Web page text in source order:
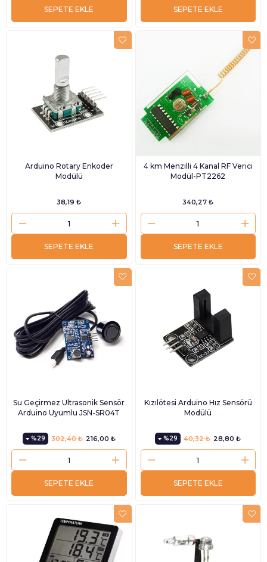
SEPETE EKLE SEPETE EKLE
Arduino Rotary Enkoder
Modülü
38,19 ₺
SEPETE EKLE
4 km Menzilli 4 Kanal RF Verici
Modül-PT2262
340,27 ₺
SEPETE EKLE
Su Geçirmez Ultrasonik Sensör
Arduino Uyumlu JSN-SR04T
%29 216,00 ₺
302,40 ₺
SEPETE EKLE
Kızılötesi Arduino Hız Sensörü
Modülü
%29 28,80 ₺
40,32 ₺
SEPETE EKLE